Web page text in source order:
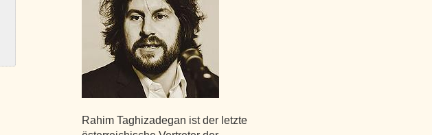
Rahim Taghizadegan ist der letzte